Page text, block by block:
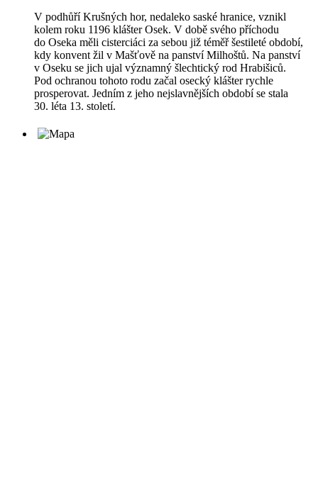
V podhůří Krušných hor, nedaleko saské hranice, vznikl
kolem roku 1196 klášter Osek. V době svého příchodu
do Oseka měli cisterciáci za sebou již téměř šestileté období,
kdy konvent žil v Mašťově na panství Milhoštů. Na panství
v Oseku se jich ujal významný šlechtický rod Hrabišiců.
Pod ochranou tohoto rodu začal osecký klášter rychle
prosperovat. Jedním z jeho nejslavnějších období se stala
30. léta 13. století.